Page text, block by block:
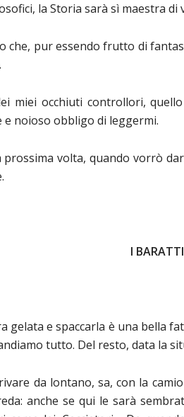
la Storia sarà sì maestra di
che, pur essendo frutto di
miei occhiuti controllori,
e noioso obbligo di leggermi.
prossima volta, quando vorrò
I BARATTI
gelata e spaccarla è una bella
tutto. Del resto, data la
da lontano, sa, con la
anche se qui le sarà